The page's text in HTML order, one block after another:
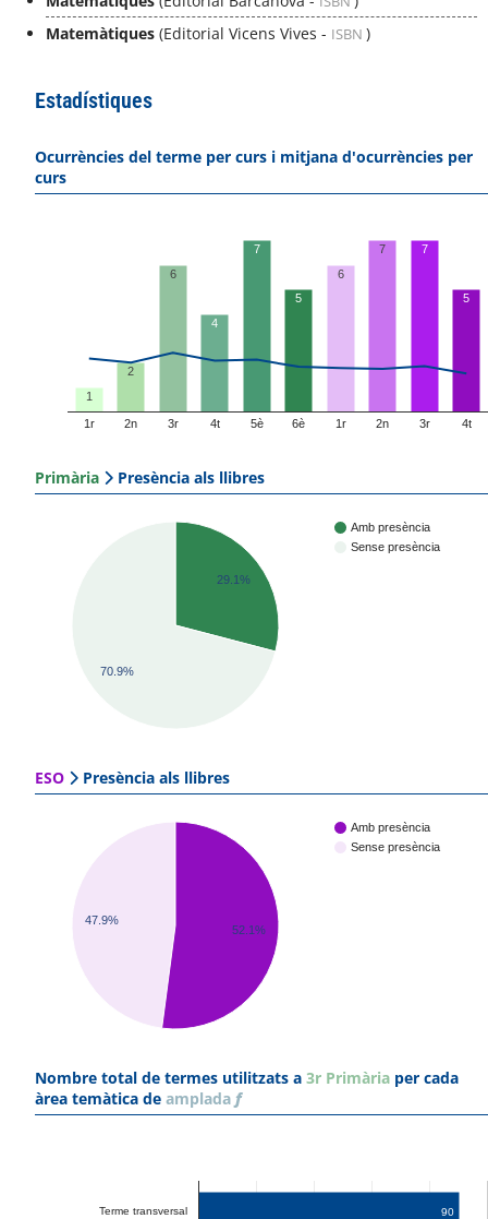
Matemàtiques (Editorial Vicens Vives - ISBN )
Estadístiques
Ocurrències del terme per curs i mitjana d'ocurrències per
curs
1r 2n 3r 4t 5è 6è 1r 2n 3r 4t
1
2
6
4
7
5
6
7 7
5
Primària Presència als llibres
Amb presència
Sense presència
29.1%
70.9%
ESO Presència als llibres
Amb presència
Sense presència
47.9%
52.1%
Nombre total de termes utilitzats a 3r Primària per cada
àrea temàtica de amplada f
Terme transversal 90